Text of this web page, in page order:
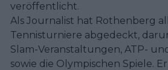
veröffentlicht.
Als Journalist hat Rothenberg
Tennisturniere abgedeckt,
Slam-Veranstaltungen, ATP-
sowie die Olympischen Spiele.